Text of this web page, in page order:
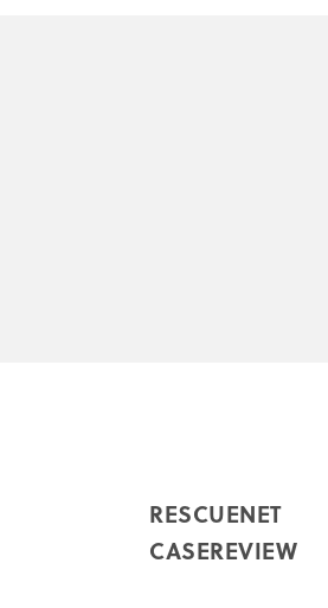
RESCUENET
CASEREVIEW